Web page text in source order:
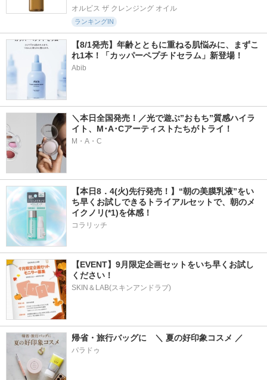
オルビス ザ クレンジング オイル
ランキングIN
【8/1発売】年齢とともに重ねる肌悩みに、まずこ
れ1本！「カッパーペプチドセラム」新登場！
Abib
＼本日全国発売！／光で遊ぶ”おもち”質感ハイラ
イト、M･A･Cアーティストたちがトライ！
M・A・C
【本日8．4(火)先行発売！】“朝の美膜乳液”をい
ち早くお試しできるトライアルセットで、朝のメ
イクノリ(*1)を体感！
コラリッチ
【EVENT】9月限定企画セットをいち早くお試し
ください！
SKIN＆LAB(スキンアンドラブ)
帰省・旅行バッグに　＼ 夏の好印象コスメ ／
パラドゥ